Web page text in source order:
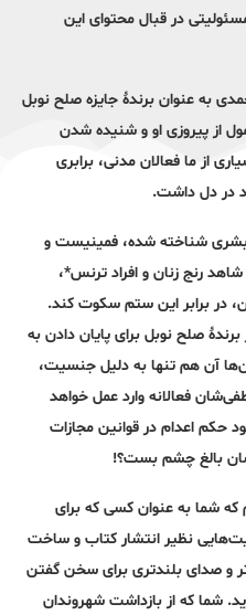
در قبال محتوای این
به عنوان برندۀ جایزه صلح نوبل
از پیروزی او و شنیده شدن
از ما فعالان مدنی، برابری
در دل داشت.
بشری شناخته شده، فمینیست و
رنج زنان و افراد ترنس*،
در برابر این ستم سکوت کند.
صلح نوبل برای پایان دادن به
آن هم تنها به دلیل جنسیت،
فعالانه وارد عمل خواهد
حکم اعدام در قوانین مجازات
بالغ چشم بست؟!
شما به عنوان کسی که برای
نظیر انتشار کتاب و ساخت
و صدای بلندتری برای سخن گفتن
شما که از بازداشت شهروندان